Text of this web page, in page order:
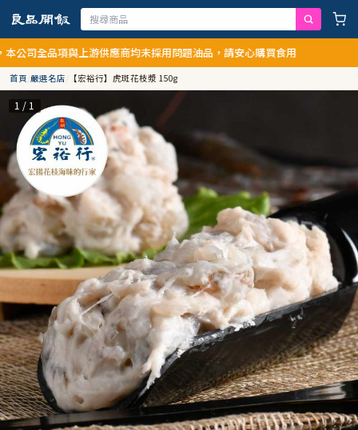
品項與上游供應商均未採用問題油品，請安心購買食用
首頁/嚴選名店/ 【宏裕行】虎斑花枝漿 150g
1 / 1